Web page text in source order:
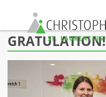
Skip to content
GRATULATION!